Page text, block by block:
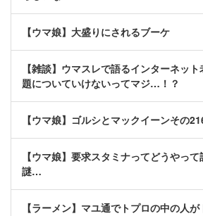
【ウマ娘】大盛りにされるブーケ
【雑談】ウマスレで語るインターネッ
題についていけないってマジ…！？
【ウマ娘】ゴルシとマックイーンその
【ウマ娘】要求スタミナってどうやっ
謎…
【ラーメン】マユ通でトプロの中の人が